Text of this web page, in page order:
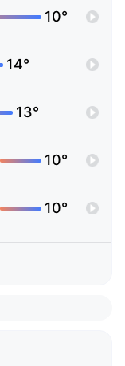
10°
14°
13°
10°
10°